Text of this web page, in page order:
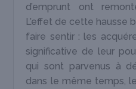
d’emprunt ont
L’effet de cette hausse
faire sentir : les
significative de leur
qui sont parvenus à
dans le même temps,